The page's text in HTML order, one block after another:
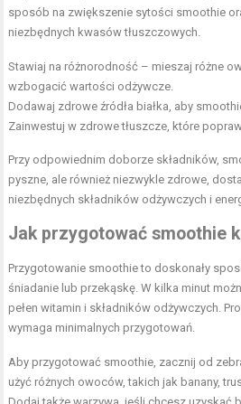
sposób na zwiększenie sytości smoothie
niezbędnych kwasów tłuszczowych.
Stawiaj na różnorodność – mieszaj różne
wzbogacić wartości odżywcze.
Dodawaj zdrowe źródła białka, aby
Zainwestuj w zdrowe tłuszcze, które
Przy odpowiednim doborze składników,
pyszne, ale również niezwykle zdrowe,
niezbędnych składników odżywczych i
Jak przygotować smoothie
Przygotowanie smoothie to doskonały
śniadanie lub przekąskę. W kilka minut
pełen witamin i składników odżywczych.
wymaga minimalnych przygotowań.
Aby przygotować smoothie, zacznij od
użyć różnych owoców, takich jak banany,